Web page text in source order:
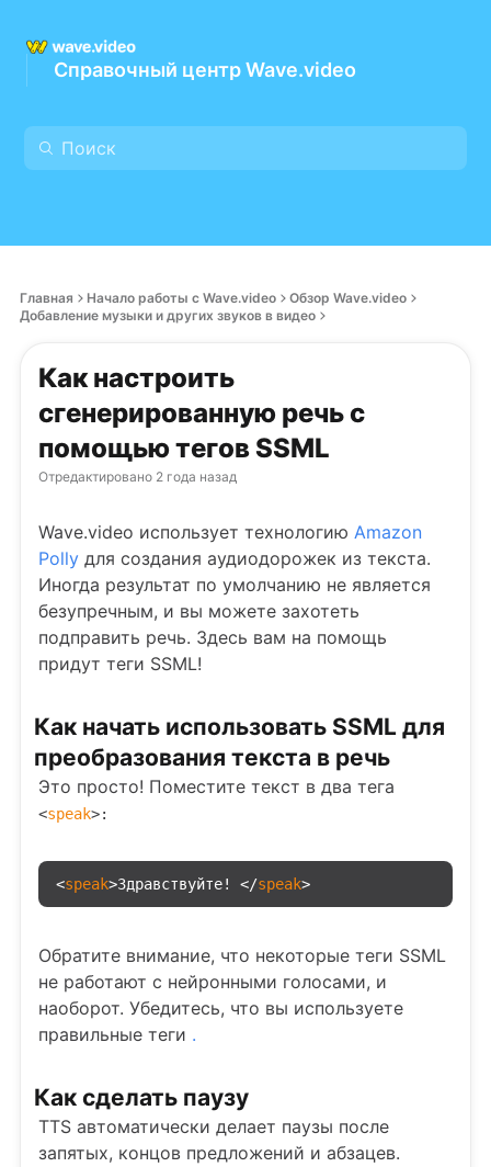
Справочный центр Wave.video
Главная Начало работы с Wave.video
Обзор Wave.video
Добавление музыки и других звуков в видео
Как настроить
сгенерированную речь с
помощью тегов SSML
Отредактировано 2 года назад
Wave.video использует технологию Amazon
Polly для создания аудиодорожек из текста.
Иногда результат по умолчанию не является
безупречным, и вы можете захотеть
подправить речь. Здесь вам на помощь
придут теги SSML!
Как начать использовать SSML для
преобразования текста в речь
Это просто! Поместите текст в два тега
<speak>:
<speak>Здравствуйте! </speak>
Обратите внимание, что некоторые теги SSML
не работают с нейронными голосами, и
наоборот. Убедитесь, что вы используете
правильные теги .
Как сделать паузу
TTS автоматически делает паузы после
запятых, концов предложений и абзацев.